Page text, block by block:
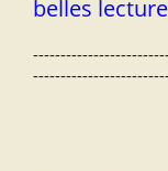
belles